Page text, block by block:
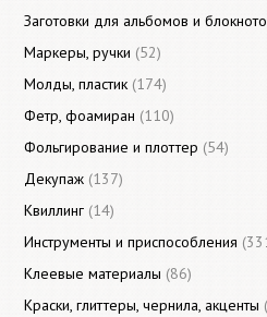
Заготовки для альбомов и
Маркеры, ручки (52)
Молды, пластик (174)
Фетр, фоамиран (110)
Фольгирование и плоттер (54)
Декупаж (137)
Квиллинг (14)
Инструменты и приспособления
Клеевые материалы (86)
Краски, глиттеры, чернила, акценты